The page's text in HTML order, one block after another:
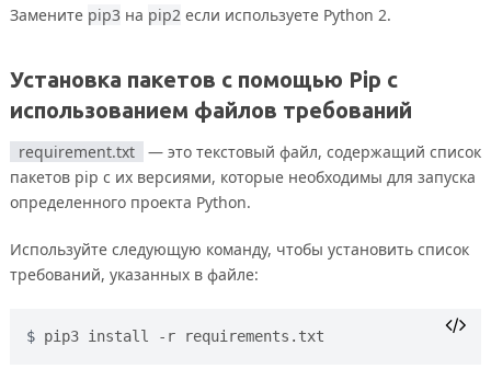
Замените pip3 на pip2если используете Python 2.
Установка пакетов с помощью Pip с
использованием файлов требований
requirement.txt
— это текстовый файл, содержащий список
пакетов pip с их версиями, которые необходимы для запуска
определенного проекта Python.
Используйте следующую команду, чтобы установить список
требований, указанных в файле:
pip3 install -r requirements.txt